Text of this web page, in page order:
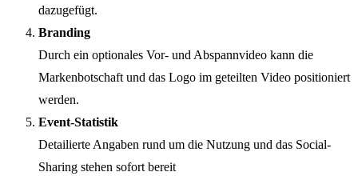
dazugefügt.
Branding
Durch ein optionales Vor- und Abspannvideo kann die
Markenbotschaft und das Logo im geteilten Video positioniert
werden.
Event-Statistik
Detailierte Angaben rund um die Nutzung und das Social-
Sharing stehen sofort bereit